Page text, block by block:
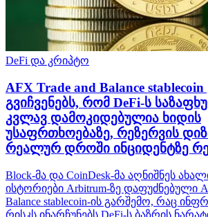
DeFi და კრიპტო
AFX Trade and Balance
გვიჩვენებს, რომ DeFi-ს
კვლავ დამოკიდებულია ხიდის
უსაფრთხოებაზე, რეზერვის
რეალურ დროში ინციდენტზე
Block-მა და CoinDesk-მა აღნიშნეს
ისტორიები Arbitrum-ზე დაფუძნებული
Balance stablecoin-ის გარშემო, რაც